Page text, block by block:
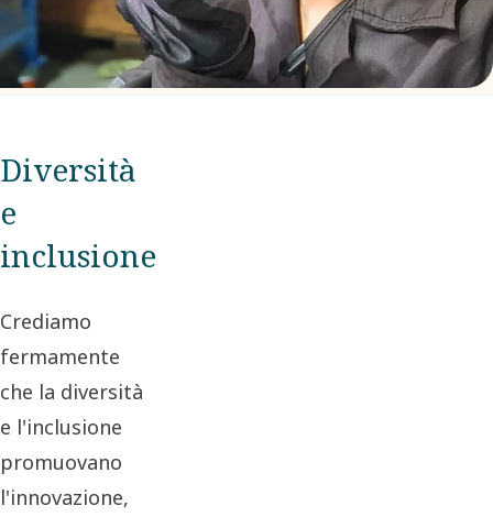
Diversità
e
inclusione
Crediamo
fermamente
che la diversità
e l'inclusione
promuovano
l'innovazione,